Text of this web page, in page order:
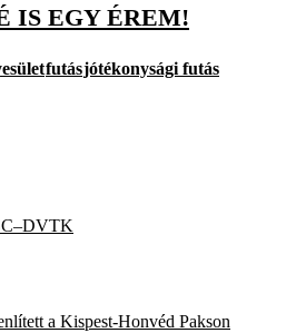
IS EGY ÉREM!
futásjótékonysági futás
a Kispest-Honvéd Pakson